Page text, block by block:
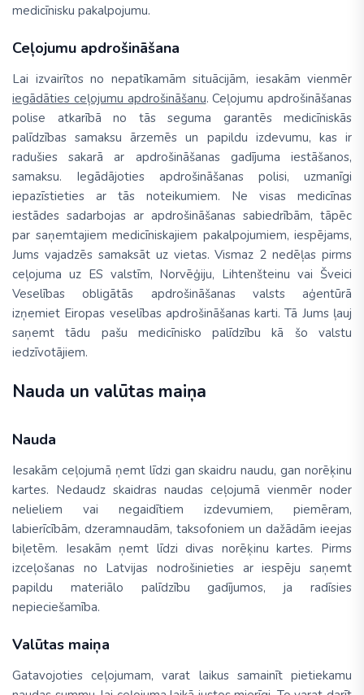
medicīnisku pakalpojumu.
Ceļojumu apdrošināšana
Lai izvairītos no nepatīkamām situācijām, iesakām vienmēr
iegādāties ceļojumu apdrošināšanu. Ceļojumu apdrošināšanas
polise atkarībā no tās seguma garantēs medicīniskās
palīdzības samaksu ārzemēs un papildu izdevumu, kas ir
radušies sakarā ar apdrošināšanas gadījuma iestāšanos,
samaksu. Iegādājoties apdrošināšanas polisi, uzmanīgi
iepazīstieties ar tās noteikumiem. Ne visas medicīnas
iestādes sadarbojas ar apdrošināšanas sabiedrībām, tāpēc
par saņemtajiem medicīniskajiem pakalpojumiem, iespējams,
Jums vajadzēs samaksāt uz vietas. Vismaz 2 nedēļas pirms
ceļojuma uz ES valstīm, Norvēģiju, Lihtenšteinu vai Šveici
Veselības obligātās apdrošināšanas valsts aģentūrā
izņemiet Eiropas veselības apdrošināšanas karti. Tā Jums ļauj
saņemt tādu pašu medicīnisko palīdzību kā šo valstu
iedzīvotājiem.
Nauda un valūtas maiņa
Nauda
Iesakām ceļojumā ņemt līdzi gan skaidru naudu, gan norēķinu
kartes. Nedaudz skaidras naudas ceļojumā vienmēr noder
nelieliem vai negaidītiem izdevumiem, piemēram,
labierīcībām, dzeramnaudām, taksofoniem un dažādām ieejas
biļetēm. Iesakām ņemt līdzi divas norēķinu kartes. Pirms
izceļošanas no Latvijas nodrošinieties ar iespēju saņemt
papildu materiālo palīdzību gadījumos, ja radīsies
nepieciešamība.
Valūtas maiņa
Gatavojoties ceļojumam, varat laikus samainīt pietiekamu